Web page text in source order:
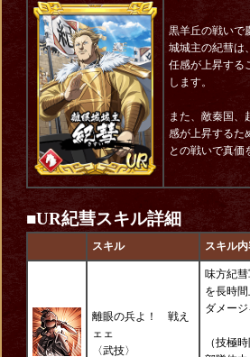
黒羊丘の戦いで
城城主の紀彗は
任感が上昇する
します。
また、敵秦国、
感が上昇するた
との戦いで真価
■UR紀彗スキル詳細
スキル スキル
離眼の兵よ！ 戦え
ェェ
〈武技〉
味方紀
を長時
ダメージ
（技極